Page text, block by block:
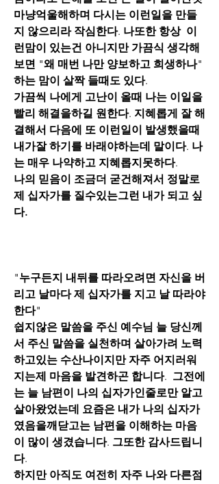
마냥억울해하며 다시는 이런일을 만들
지 않으리라 작심한다. 나또한 항상 이
런맘이 있는건 아니지만 가끔식 생각해
보면 "왜 매번 나만 양보하고 희생하나
하는 맘이 살짝 들때도 있다.
가끔씩 나에게 고난이 올때 나는 이일을
빨리 해결을하길 원한다. 지혜롭게 잘 해
결해서 다음에 또 이런일이 발생했을때
내가잘 하기를 바래야하는데 말이다. 나
는 매우 나약하고 지혜롭지못하다.
나의 믿음이 조금더 굳건해져서 정말로
제 십자가를 질수있는그런 내가 되고 싶
다.
"누구든지 내뒤를 따라오려면 자신을 버
리고 날마다 제 십자가를 지고 날 따라야
한다"
쉽지않은 말씀을 주신 예수님 늘 당신께
서 주신 말씀을 실천하며 살아가려 노력
하고있는 수산나이지만 자주 어지러워
지는제 마음을 발견하곤 합니다. 그전에
는 늘 남편이 나의 십자가인줄로만 알고
살아왔었는데 요즘은 내가 나의 십자가
였음을깨닫고는 남편을 이해하는 마음
이 많이 생겼습니다. 그또한 감사드립니
다.
하지만 아직도 여전히 자주 나와 다른점